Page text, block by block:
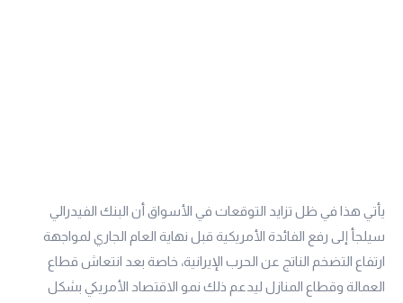
يأتي هذا في ظل تزايد التوقعات في الأسواق أن البنك الفيدرالي
سيلجأ إلى رفع الفائدة الأمريكية قبل نهاية العام الجاري لمواجهة
ارتفاع التضخم الناتج عن الحرب الإيرانية، خاصة بعد انتعاش قطاع
العمالة وقطاع المنازل ليدعم ذلك نمو الاقتصاد الأمريكي بشكل